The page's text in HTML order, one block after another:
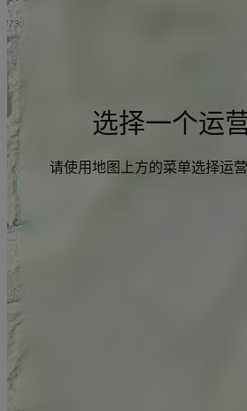
选择一个运营
请使用地图上方的菜单选择运